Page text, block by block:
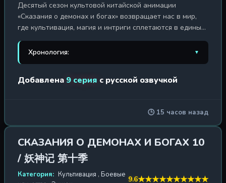
Десятый сезон культовой китайской анимации
«Сказания о демонах и богах» возвращает нас в мир,
где культивация, магия и интриги сплетаются в единый
клубок судьбы. Главный герой, Не Ли, продолжает свой
опасный путь в логово Секты Демонов и Богов, где
каждое мгновение может стать последним. Он
тьмой, и отправляется в новое путешествие, полное
стирается. Не Ли клянётся свергнуть тиранию Святого
Императора и защитить родной Город Славы от
неминуемого разрушения. В этом сезоне его ждут не
только сражения с могучими врагами, но и глубокие
размышления о цене власти, жертвенности и истинном
предназначении. Каждый шаг героя сталкивает его с
Хронология: ▼
1. Сказания о демонах и богах
2018 г. / 40 эп.
4. Сказания о демонах и богах 4 2020 г. / 52 эп.
5. Сказания о демонах и богах 5
6. Сказания о демонах и богах 6 2022 г. / 52 эп.
Добавлена 9 серия с русской озвучкой
🕒 15 часов назад
СКАЗАНИЯ О ДЕМОНАХ И БОГАХ 10
/ 妖神记 第十季
Категория: Культивация , Боевые 9.6★★★★★★★★★★